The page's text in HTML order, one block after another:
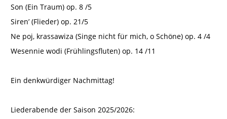
Son (Ein Traum) op. 8 /5
Siren’ (Flieder) op. 21/5
Ne poj, krassawiza (Singe nicht für mich, o Schöne) op. 4 /4
Wesennie wodi (Frühlingsfluten) op. 14 /11
Ein denkwürdiger Nachmittag!
Liederabende der Saison 2025/2026: